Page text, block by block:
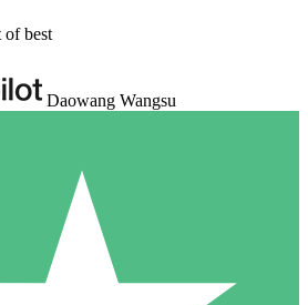
of best
Daowang Wangsu